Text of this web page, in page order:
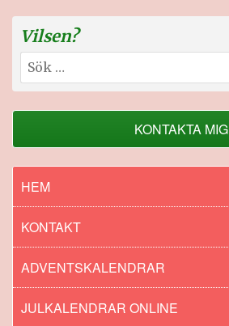
Vilsen?
Sök
efter:
KONTAKTA MIG
HEM
KONTAKT
ADVENTSKALENDRAR
JULKALENDRAR ONLINE